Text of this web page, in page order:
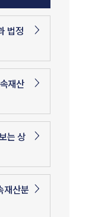
법정
재산
는 상
재산분